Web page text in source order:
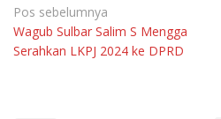
Navigasi
pos
Pos sebelumnya
Wagub Sulbar Salim S Mengga
Serahkan LKPJ 2024 ke DPRD